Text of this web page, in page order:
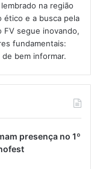
na região
ético e a busca pela
FV segue inovando,
fundamentais:
bem informar.​
presença no 1º